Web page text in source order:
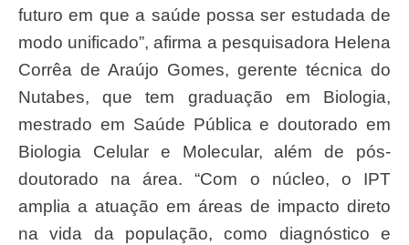
futuro em que a saúde possa ser estudada de
modo unificado”, afirma a pesquisadora Helena
Corrêa de Araújo Gomes, gerente técnica do
Nutabes, que tem graduação em Biologia,
mestrado em Saúde Pública e doutorado em
Biologia Celular e Molecular, além de pós-
doutorado na área. “Com o núcleo, o IPT
amplia a atuação em áreas de impacto direto
na vida da população, como diagnóstico e